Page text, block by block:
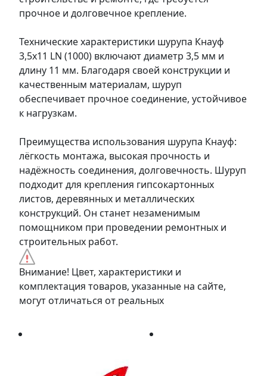
прочное и долговечное крепление.
Технические характеристики шурупа Кнауф
3,5х11 LN (1000) включают диаметр 3,5 мм и
длину 11 мм. Благодаря своей конструкции и
качественным материалам, шуруп
обеспечивает прочное соединение, устойчивое
к нагрузкам.
Преимущества использования шурупа Кнауф:
лёгкость монтажа, высокая прочность и
надёжность соединения, долговечность. Шуруп
подходит для крепления гипсокартонных
листов, деревянных и металлических
конструкций. Он станет незаменимым
помощником при проведении ремонтных и
строительных работ.
Внимание! Цвет, характеристики и
комплектация товаров, указанные на сайте,
могут отличаться от реальных